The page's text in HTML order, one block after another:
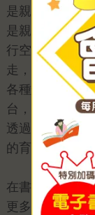
是親子教養，
是親子旅遊，
行空的創意。
走，讓我們一
各種情境、景
台，隨興卻又
透過「家之外
的育兒觀點。
在書中，
更多時候是讓